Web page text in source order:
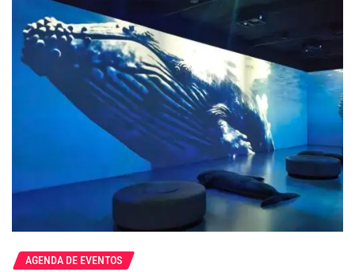
AGENDA DE EVENTOS